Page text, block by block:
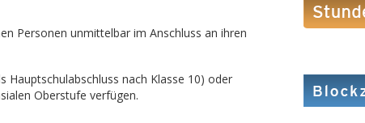
Personen unmittelbar im Anschluss an ihren
Hauptschulabschluss nach Klasse 10) oder
Oberstufe verfügen.